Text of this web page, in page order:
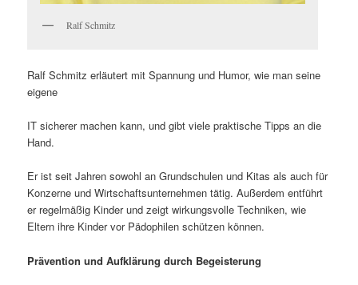
Ralf Schmitz
Ralf Schmitz erläutert mit Spannung und Humor, wie man seine
eigene
IT sicherer machen kann, und gibt viele praktische Tipps an die
Hand.
Er ist seit Jahren sowohl an Grundschulen und Kitas als auch für
Konzerne und Wirtschaftsunternehmen tätig. Außerdem entführt
er regelmäßig Kinder und zeigt wirkungsvolle Techniken, wie
Eltern ihre Kinder vor Pädophilen schützen können.
Prävention und Aufklärung durch Begeisterung